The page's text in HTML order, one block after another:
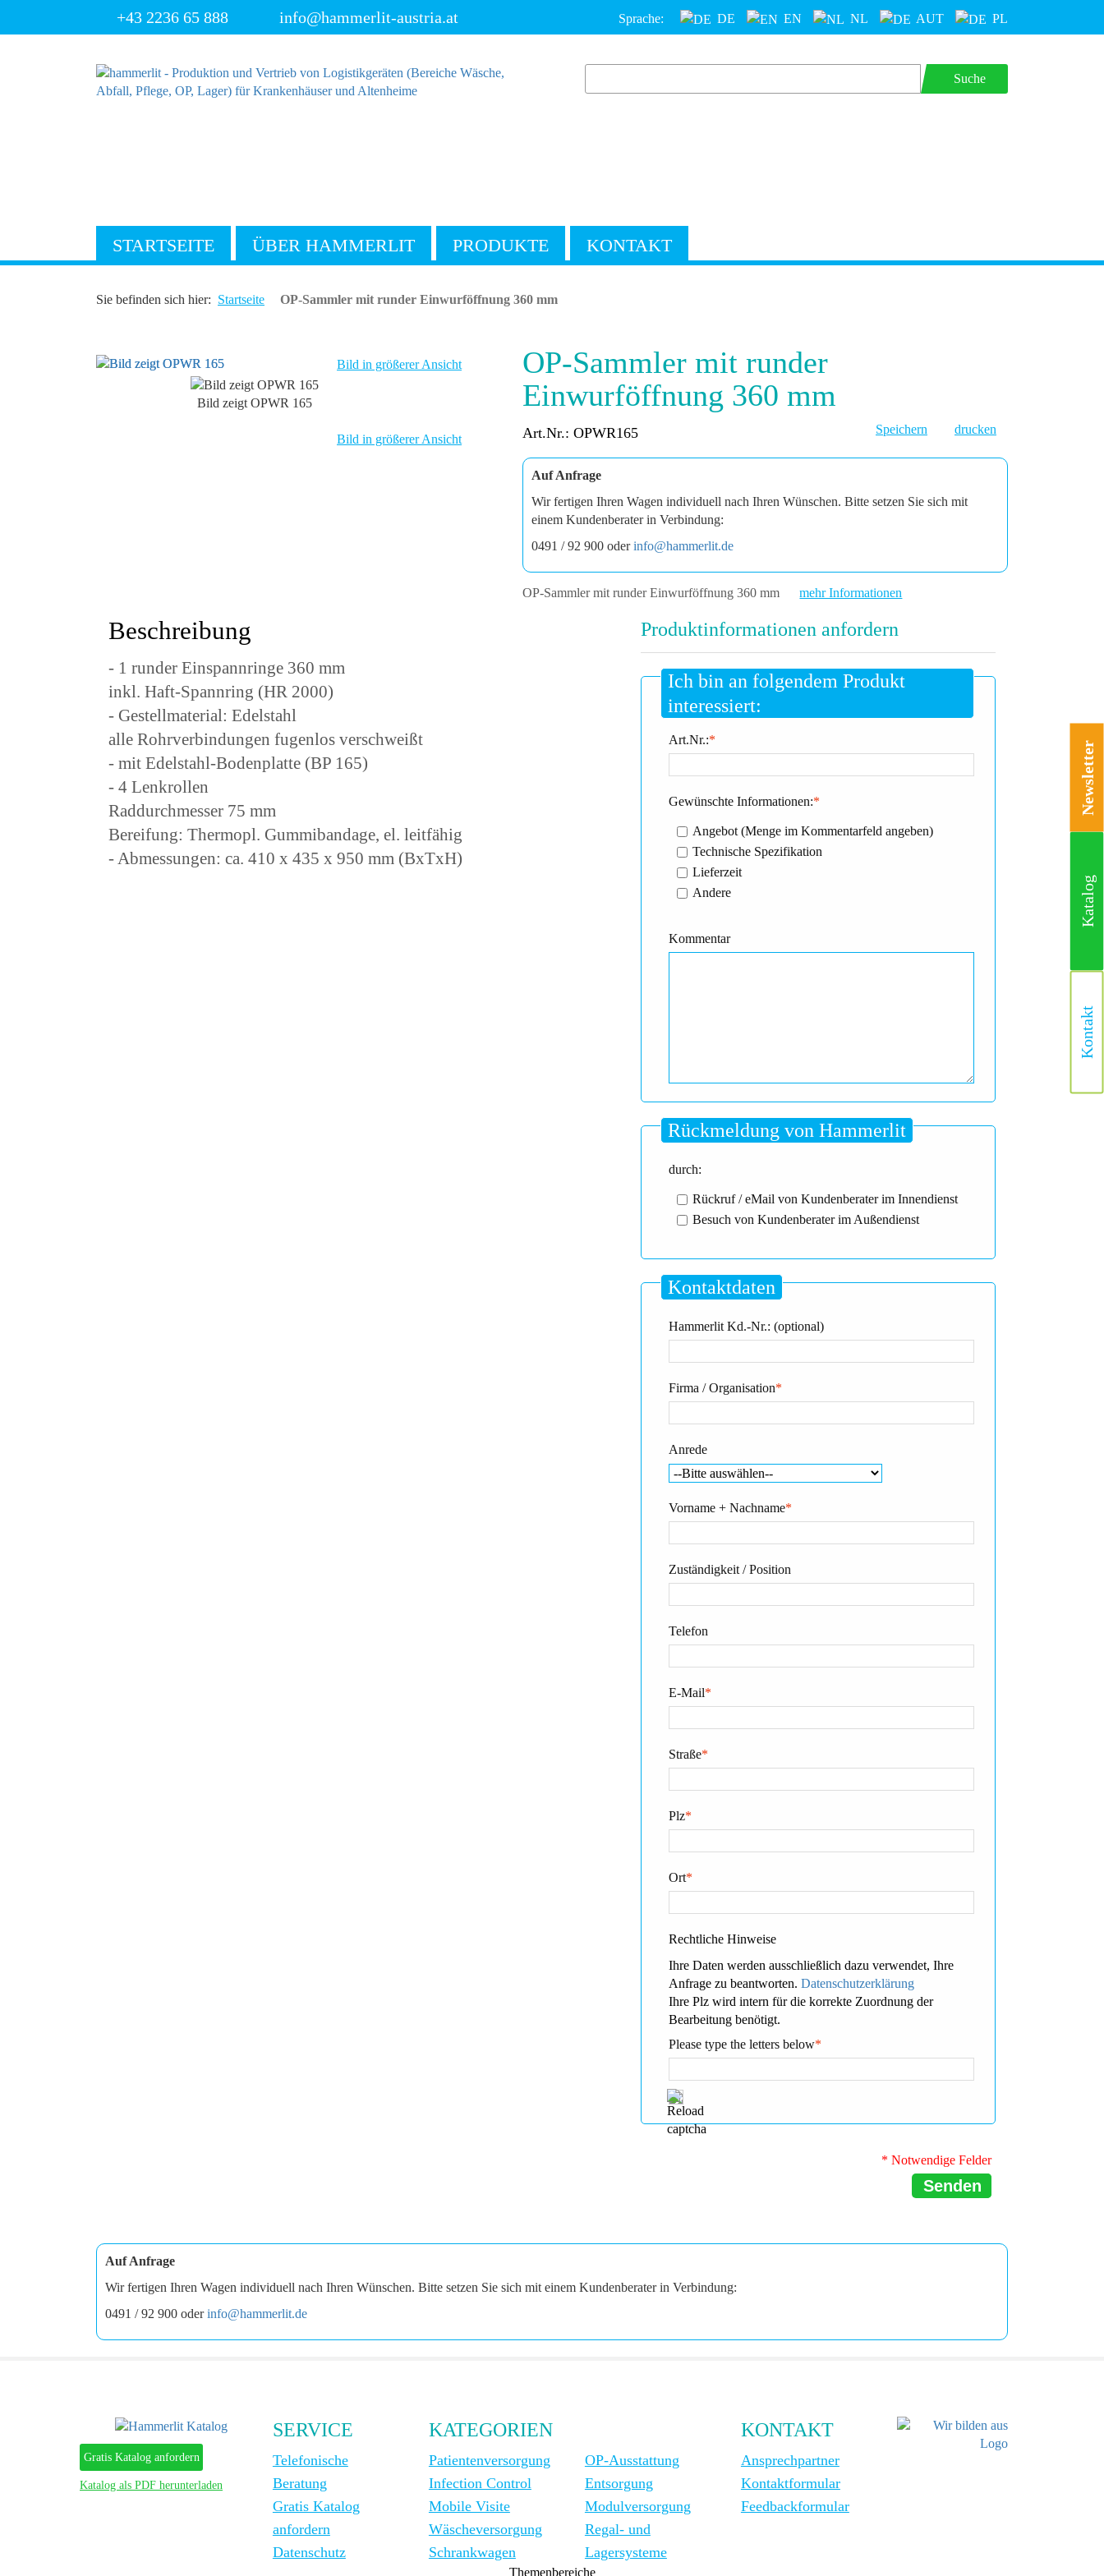
+43 2236 65 888 info@hammerlit-austria.at Sprache: DE EN NL AUT PL
Suche
STARTSEITE ÜBER HAMMERLIT PRODUKTE KONTAKT
Sie befinden sich hier: Startseite OP-Sammler mit runder Einwurföffnung 360 mm
OP-Sammler mit runder
Einwurföffnung 360 mm
Art.Nr.: OPWR165 Speichern drucken
Auf Anfrage
Wir fertigen Ihren Wagen individuell nach Ihren Wünschen. Bitte setzen Sie sich mit
einem Kundenberater in Verbindung:
0491 / 92 900 oderinfo@hammerlit.de
OP-Sammler mit runder Einwurföffnung 360 mm mehr Informationen
Bild in größerer Ansicht
Bild zeigt OPWR 165
Bild in größerer Ansicht
Beschreibung
- 1 runder Einspannringe 360 mm
inkl. Haft-Spannring (HR 2000)
- Gestellmaterial: Edelstahl
alle Rohrverbindungen fugenlos verschweißt
- mit Edelstahl-Bodenplatte (BP 165)
- 4 Lenkrollen
Raddurchmesser 75 mm
Bereifung: Thermopl. Gummibandage, el. leitfähig
- Abmessungen: ca. 410 x 435 x 950 mm (BxTxH)
Produktinformationen anfordern
Ich bin an folgendem Produkt
interessiert:
*
Art.Nr.:
*
Gewünschte Informationen:
Angebot (Menge im Kommentarfeld angeben)
Technische Spezifikation
Lieferzeit
Andere
Kommentar
Rückmeldung von Hammerlit
durch:
Rückruf / eMail von Kundenberater im Innendienst
Besuch von Kundenberater im Außendienst
Kontaktdaten
Hammerlit Kd.-Nr.: (optional)
*
Firma / Organisation
Anrede
*
Vorname + Nachname
Zuständigkeit / Position
Telefon
*
E-Mail
*
Straße
*
Plz
*
Ort
Rechtliche Hinweise
Ihre Daten werden ausschließlich dazu verwendet, Ihre
Anfrage zu beantworten. Datenschutzerklärung
Ihre Plz wird intern für die korrekte Zuordnung der
Bearbeitung benötigt.
*
Please type the letters below
* Notwendige Felder
Senden
Auf Anfrage
Wir fertigen Ihren Wagen individuell nach Ihren Wünschen. Bitte setzen Sie sich mit einem Kundenberater in Verbindung:
0491 / 92 900 oderinfo@hammerlit.de
Gratis Katalog anfordern
Katalog als PDF herunterladen
SERVICE
Telefonische
Beratung
Gratis Katalog
anfordern
Datenschutz
KATEGORIEN
Patientenversorgung
Infection Control
Mobile Visite
Wäscheversorgung
Schrankwagen
OP-Ausstattung
Entsorgung
Modulversorgung
Regal- und
Lagersysteme
KONTAKT
Ansprechpartner
Kontaktformular
Feedbackformular
Themenbereiche
Newsletter
Katalog
Kontakt